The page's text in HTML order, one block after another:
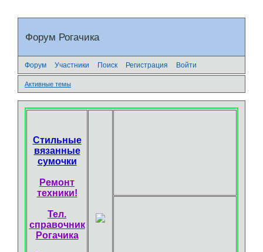
Форум Рогачика
Форум Участники Поиск Регистрация Войти
Активные темы
Стильные
вязанные
сумочки
Ремонт
техники!
Тел.
справочник
Рогачика